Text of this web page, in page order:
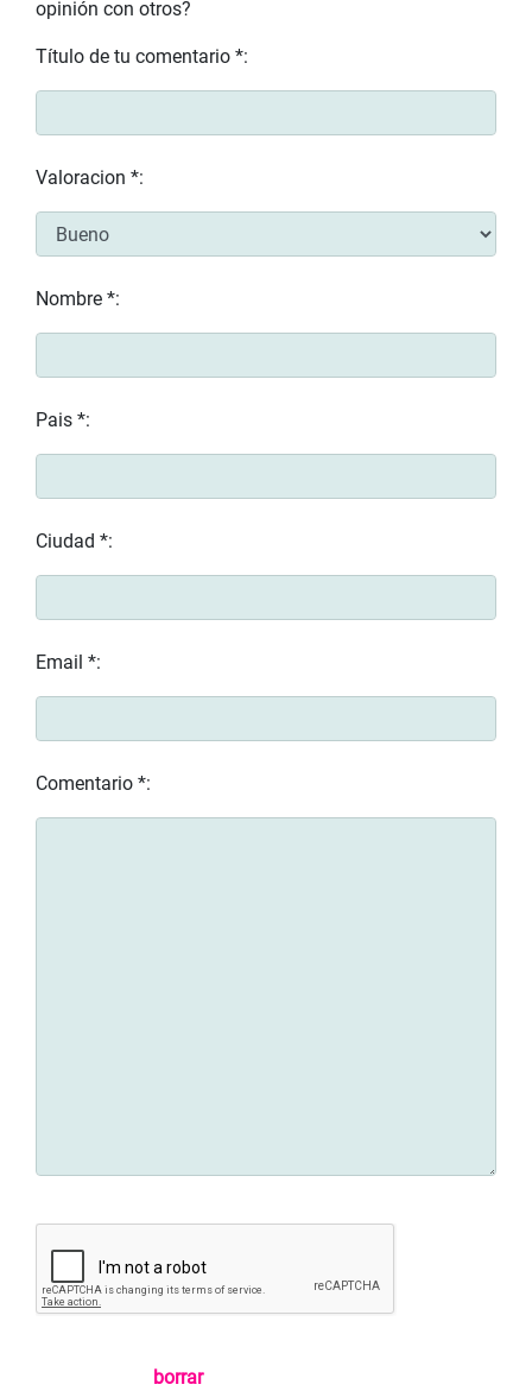
opinión con otros?
Título de tu comentario *:
Valoracion *:
Nombre *:
Pais *:
Ciudad *:
Email *:
Comentario *:
borrar